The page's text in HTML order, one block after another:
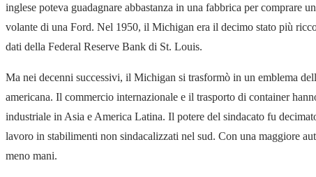
inglese poteva guadagnare abbastanza in una fabbrica per comprare
volante di una Ford. Nel 1950, il Michigan era il decimo stato più
dati della Federal Reserve Bank di St. Louis.
Ma nei decenni successivi, il Michigan si trasformò in un emblema
americana. Il commercio internazionale e il trasporto di container
industriale in Asia e America Latina. Il potere del sindacato fu
lavoro in stabilimenti non sindacalizzati nel sud. Con una maggiore
meno mani.